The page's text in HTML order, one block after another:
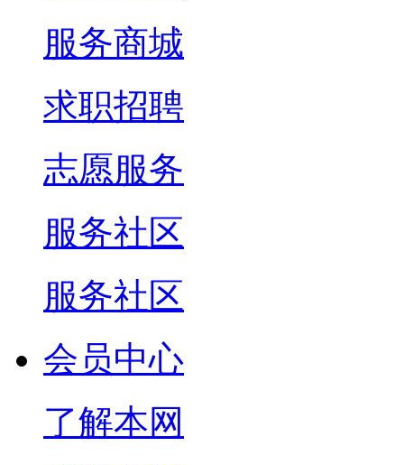
服务商城
求职招聘
志愿服务
服务社区
服务社区
会员中心
了解本网